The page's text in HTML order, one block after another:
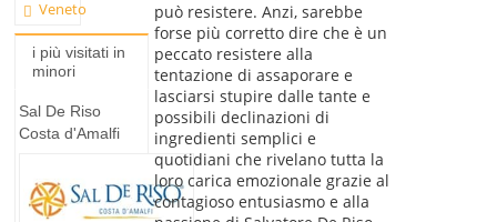
Veneto
i più visitati in
minori
Sal De Riso
Costa d'Amalfi
può resistere. Anzi, sarebbe
forse più corretto dire che è un
peccato resistere alla
tentazione di assaporare e
lasciarsi stupire dalle tante e
possibili declinazioni di
ingredienti semplici e
quotidiani che rivelano tutta la
loro carica emozionale grazie al
contagioso entusiasmo e alla